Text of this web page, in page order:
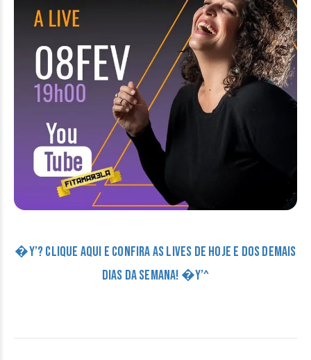
�Y’? CLIQUE AQUI E CONFIRA AS LIVES DE HOJE E DOS DEMAIS
DIAS DA SEMANA! �Y’^